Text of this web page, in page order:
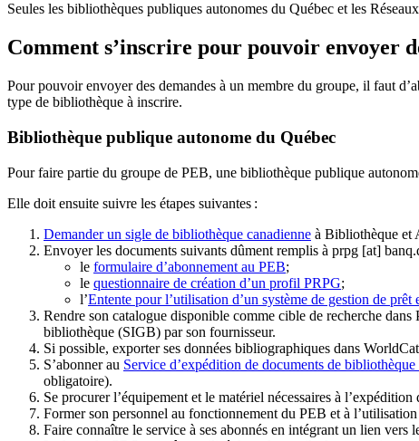
Seules les bibliothèques publiques autonomes du Québec et les
Comment s’inscrire pour pouvoir envoyer
Pour pouvoir envoyer des demandes à un membre du groupe, il faut
type de bibliothèque à inscrire.
Bibliothèque publique autonome du Québec
Pour faire partie du groupe de PEB, une bibliothèque publique
Elle doit ensuite suivre les étapes suivantes :
Demander un sigle de bibliothèque canadienne à Bibliothèque et
Envoyer les documents suivants dûment remplis à prpg [at]
le formulaire d’abonnement au PEB;
le questionnaire de création d’un profil PRPG;
l’Entente pour l’utilisation d’un système de gestion de prêt
Rendre son catalogue disponible comme cible de recherche
bibliothèque (SIGB) par son fournisseur.
Si possible, exporter ses données bibliographiques dans
S’abonner au Service d’expédition de documents de bibliothèque
obligatoire).
Se procurer l’équipement et le matériel nécessaires à
Former son personnel au fonctionnement du PEB et à
Faire connaître le service à ses abonnés en intégrant un lien